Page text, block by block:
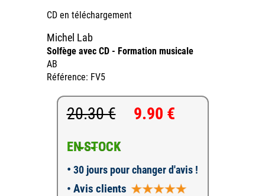
CD en téléchargement
Michel Lab
Solfège avec CD - Formation musicale
AB
Référence: FV5
20.30 € 9.90 €
EN STOCK
• 30 jours pour changer d'avis !
• Avis clients